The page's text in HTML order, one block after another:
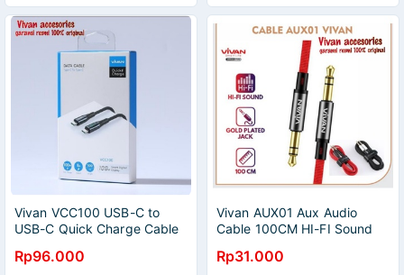
Vivan VCC100 USB-C to
USB-C Quick Charge Cable
Rp96.000
Vivan AUX01 Aux Audio
Cable 100CM HI-FI Sound
merah and black
Rp31.000